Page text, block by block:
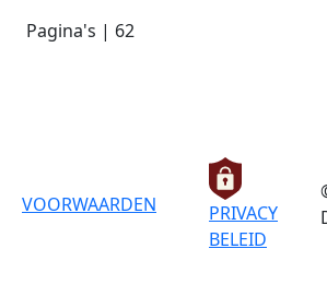
Pagina's | 62
VOORWAARDEN
PRIVACY
BELEID